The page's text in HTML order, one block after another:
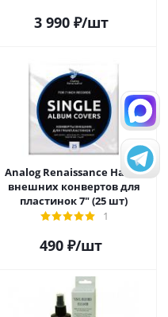
3 990₽/шт
Analog Renaissance Набор
внешних конвертов для
пластинок 7" (25 шт)
1
490 ₽/шт